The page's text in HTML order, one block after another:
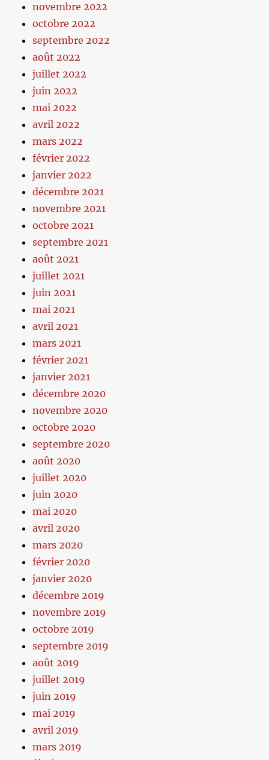
novembre 2022
octobre 2022
septembre 2022
août 2022
juillet 2022
juin 2022
mai 2022
avril 2022
mars 2022
février 2022
janvier 2022
décembre 2021
novembre 2021
octobre 2021
septembre 2021
août 2021
juillet 2021
juin 2021
mai 2021
avril 2021
mars 2021
février 2021
janvier 2021
décembre 2020
novembre 2020
octobre 2020
septembre 2020
août 2020
juillet 2020
juin 2020
mai 2020
avril 2020
mars 2020
février 2020
janvier 2020
décembre 2019
novembre 2019
octobre 2019
septembre 2019
août 2019
juillet 2019
juin 2019
mai 2019
avril 2019
mars 2019